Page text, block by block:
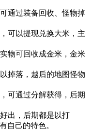
通过装备回收、怪物掉
可以提现兑换大米，主
物可回收成金米，金米
掉落，越后的地图怪物
可通过分解获得，后期
出，后期都是以打
自己的特色。